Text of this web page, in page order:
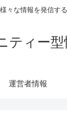
々な情報を発信する
ティー型
運営者情報